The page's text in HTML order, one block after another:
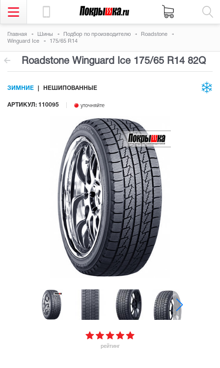
Главная Шины Подбор по производителю
Roadstone
Winguard Ice
175/65 R14
Roadstone Winguard Ice 175/65 R14 82Q
рейтинг
АРТИКУЛ: 110095 уточняйте
ЗИМНИЕ НЕШИПОВАННЫЕ